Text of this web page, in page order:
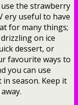
the strawberry
ery useful to have
for many things;
on ice
dessert, or
favourite ways to
you can use
season. Keep it